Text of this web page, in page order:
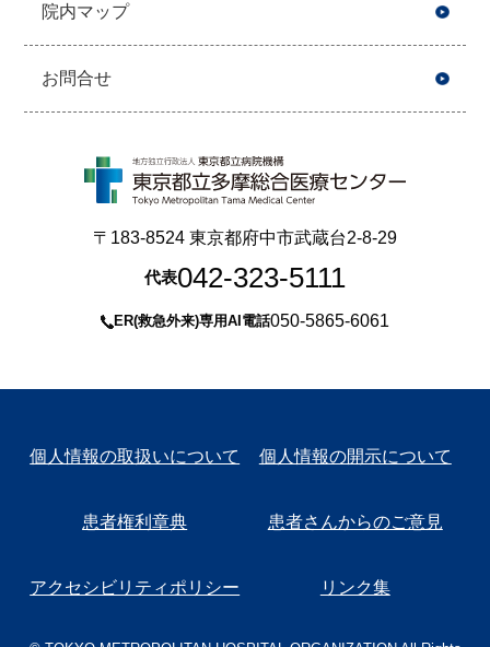
院内マップ
お問合せ
〒183-8524 東京都府中市武蔵台2-8-29
代表042-323-5111
ER(救急外来)専用AI電話050-5865-6061
個人情報の取扱いについて 個人情報の開示について
患者権利章典 患者さんからのご意見
アクセシビリティポリシー リンク集